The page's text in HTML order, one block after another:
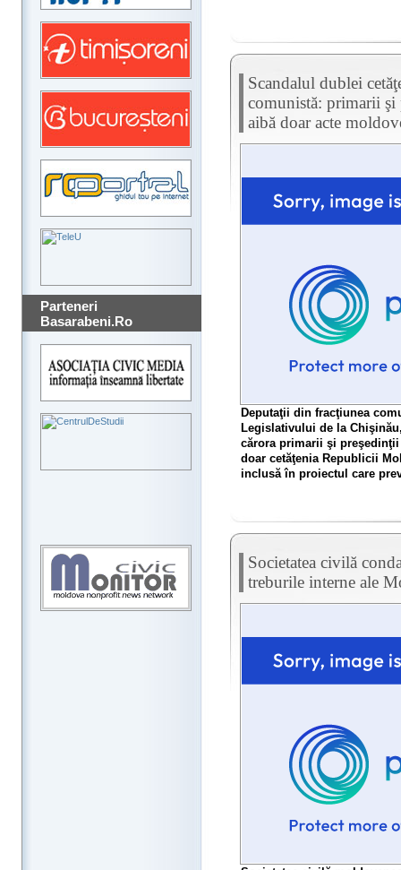
Parteneri
Basarabeni.Ro
Scandalul dublei
comunistă: primarii
aibă doar acte
Deputaţii din fracţiunea
Legislativului de la
cărora primarii şi
doar cetăţenia Republicii
inclusă în proiectul care
Societatea civilă
treburile interne ale